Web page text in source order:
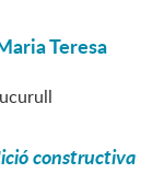
Teresa
constructiva